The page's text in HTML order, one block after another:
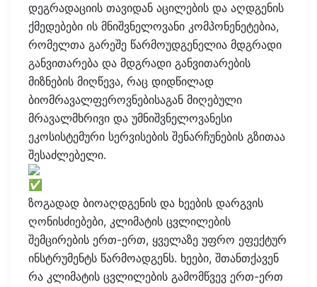
დეგრადაციის თავიდან აცილების და აღდგენის
ქმედებები ის მნიშვნელოვანი კომპონენეტებია,
რომელთა გარეშე წარმოუდგენელია მდგრადი
განვითარება და მდგრადი განვითარების
მიზნების მიღწევა, რაც დიდწილად
ბიომრავალფეროვნებისაგან მიღებული
მრავალმხრივი და უმნიშვნელოვანესი
ეკოსისტემური სერვისების შენარჩუნების გზითაა
შესაძლებელი.
ზოგადად ბიოაღდგენის და ხეების დარგვის
ღონისძიებები, კლიმატის ცვლილების
შემცირების ერთ-ერთ, ყველაზე უფრო ეფექტურ
ინსტრუმენტს წარმოადგენს. ხეები, შთანთქავენ
რა კლიმატის ცვლილების გამომწვევ ერთ-ერთ